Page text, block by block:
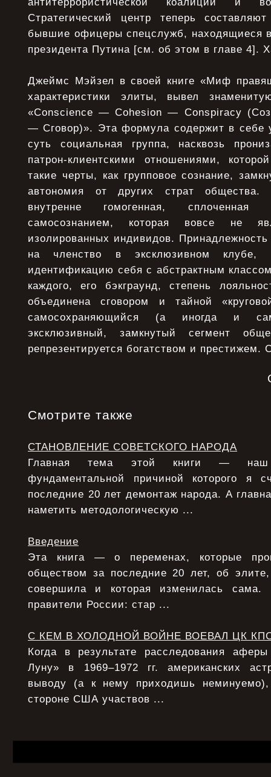
Стратегический центр теперь
бывшие офицеры спецслужб, находящиеся
президента Путина [см. об этом в главе 4].
Джеймс Мэйзел в своей книге «Миф
характеристики элиты, вывел
«Conscience — Cohesion — Conspiracy
— Сговор)». Эта формула содержит в себе
суть социальная группа, насквозь
патрон-клиентскими отношениями,
такие черты, как групповое сознание,
автономия от других страт
внутренне гомогенная, сплоченная
самосознанием, которая вовсе не
изолированных индивидов.
на членство в эксклюзивном
идентификацию себя с абстрактным
каждого, его бэкграунд, степень
объединена сговором и тайной
самосохраняющийся (а иногда и
эксклюзивный, замкнутый сегмент
репрезентируется богатством и престижем.
Смотрите также
СТАНОВЛЕНИЕ СОВЕТСКОГО НАРОДА
Главная тема этой книги — наш
фундаментальной причиной которого я
последние 20 лет демонтаж народа. А
наметить методологическую ...
Введение
Эта книга — о переменах, которые
обществом за последние 20 лет, об
совершила и которая изменилась
правители России: стар ...
С КЕМ В ХОЛОДНОЙ ВОЙНЕ ВОЕВАЛ ЦК
Когда в результате расследования
Луну» в 1969–1972 гг. американских
выводу (а к нему приходишь
стороне США участвов ...